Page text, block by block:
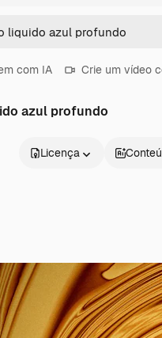
com IA Crie um vídeo
azul profundo
Licença